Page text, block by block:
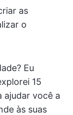
as
o
Eu
15
ajudar você a
às suas